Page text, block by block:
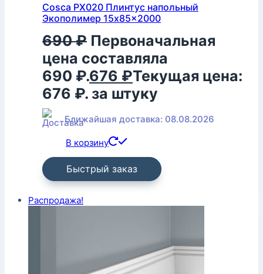
Cosca PX020 Плинтус напольный
Экополимер 15x85x2000
690₽ Первоначальная
цена составляла
690 ₽.676 ₽Текущая цена:
676 ₽. за штуку
Ближайшая доставка: 08.08.2026
В корзину
Быстрый заказ
Распродажа!